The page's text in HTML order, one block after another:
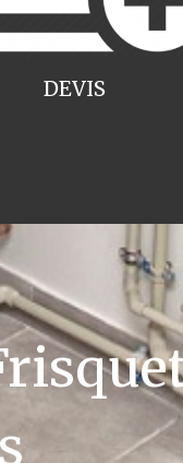
DEVIS